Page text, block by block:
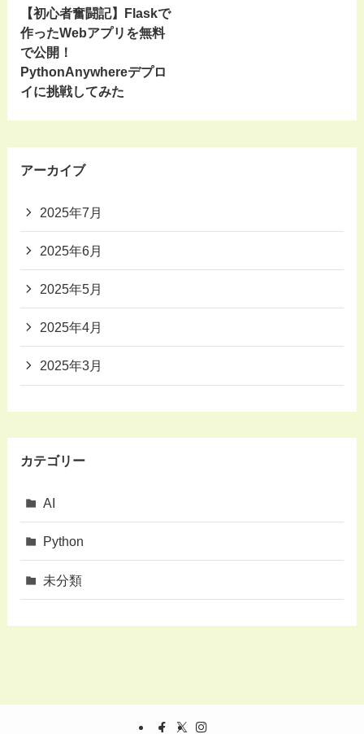
【初心者奮闘記】Flaskで
作ったWebアプリを無料
で公開！
PythonAnywhereデプロ
イに挑戦してみた
アーカイブ
2025年7月
2025年6月
2025年5月
2025年4月
2025年3月
カテゴリー
AI
Python
未分類